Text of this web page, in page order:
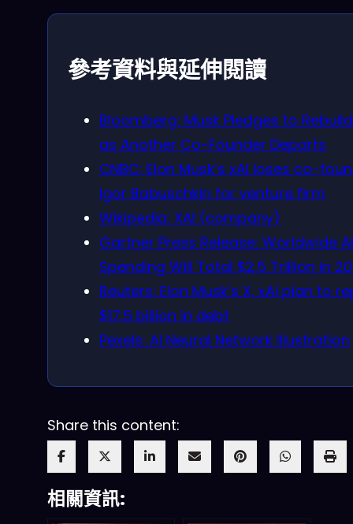
參考資料與延伸閱讀
Bloomberg: Musk Pledges to
as Another Co-Founder Departs
CNBC: Elon Musk’s xAI loses co-
Igor Babuschkin for venture firm
Wikipedia: XAI (company)
Gartner Press Release: Worldwide AI
Spending Will Total $2.5 Trillion in
Reuters: Elon Musk’s X, xAI plan to
$17.5 billion in debt
Pexels: AI Neural Network Illustration
Share this content:
相關資訊: